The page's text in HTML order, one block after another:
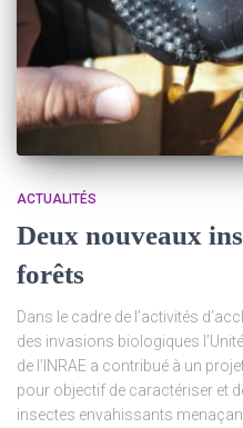
ACTUALITÉS
Deux nouveaux
forêts
Dans le cadre de l’activités
des invasions biologiques
de l’INRAE a contribué à un
pour objectif de caractériser et
insectes envahissants